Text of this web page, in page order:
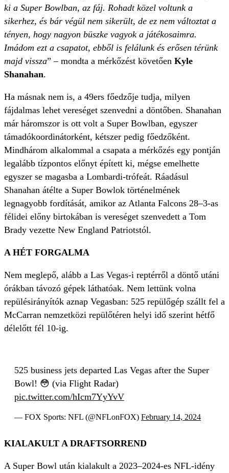
ki a Super Bowlban, az fáj. Rohadt közel voltunk a
sikerhez, és bár végül nem sikerült, de ez nem változtat a
tényen, hogy nagyon büszke vagyok a játékosaimra.
Imádom ezt a csapatot, ebből is felálunk és erősen térünk
majd vissza” – mondta a mérkőzést követően Kyle
Shanahan.
Ha másnak nem is, a 49ers főedzője tudja, milyen
fájdalmas lehet vereséget szenvedni a döntőben. Shanahan
már háromszor is ott volt a Super Bowlban, egyszer
támadókoordinátorként, kétszer pedig főedzőként.
Mindhárom alkalommal a csapata a mérkőzés egy pontján
legalább tízpontos előnyt épített ki, mégse emelhette
egyszer se magasba a Lombardi-trófeát. Ráadásul
Shanahan átélte a Super Bowlok történelmének
legnagyobb fordítását, amikor az Atlanta Falcons 28–3-as
félidei előny birtokában is vereséget szenvedett a Tom
Brady vezette New England Patriotstól.
A HÉT FORGALMA
Nem meglepő, alább a Las Vegas-i reptérről a döntő utáni
órákban távozó gépek láthatóak. Nem lettünk volna
repülésirányítók aznap Vegasban: 525 repülőgép szállt fel a
McCarran nemzetközi repülőtéren helyi idő szerint hétfő
délelőtt fél 10-ig.
525 business jets departed Las Vegas after the Super
Bowl! 😳 (via Flight Radar)
pic.twitter.com/hIcm7YyYvV
— FOX Sports: NFL (@NFLonFOX) February 14, 2024
KIALAKULT A DRAFTSORREND
A Super Bowl után kialakult a 2023–2024-es NFL-idény